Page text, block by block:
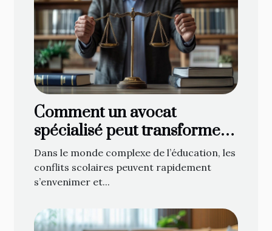
Comment un avocat
spécialisé peut transformer
les conflits scolaires ?
Dans le monde complexe de l’éducation, les
conflits scolaires peuvent rapidement
s’envenimer et...